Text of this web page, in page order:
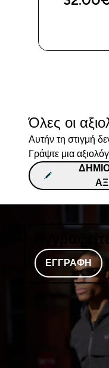
Όλες οι
Αυτήν τη στιγμή
Γράψτε μια
ΕΓΓΡΑΦΉ